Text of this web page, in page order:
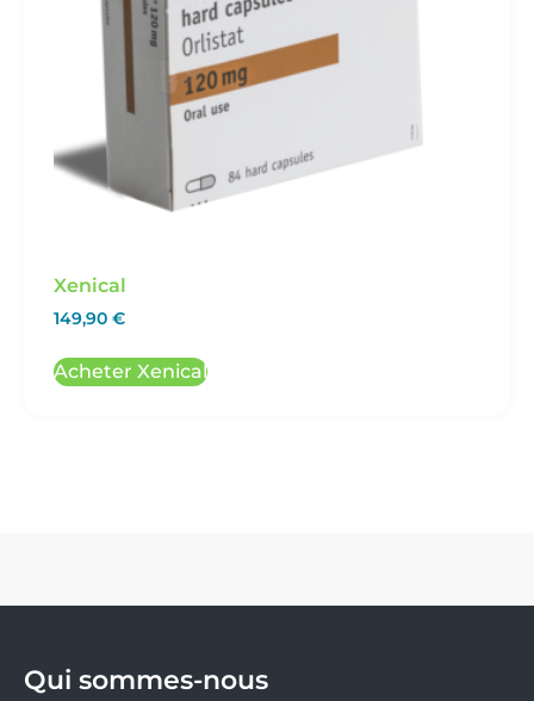
Xenical
149,90 €
Acheter Xenical
Qui sommes-nous